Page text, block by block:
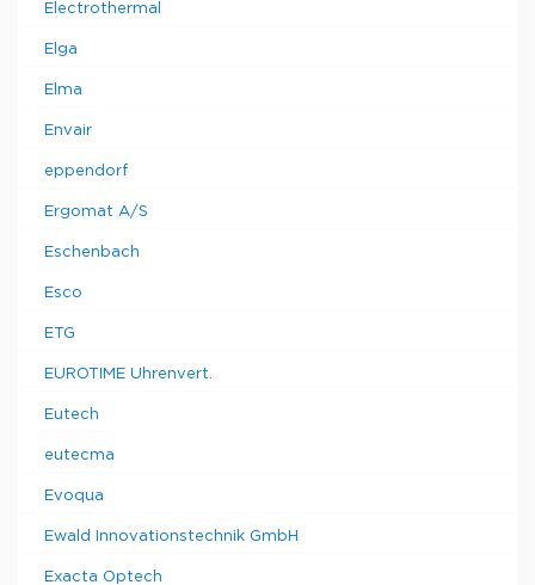
Electrothermal
Elga
Elma
Envair
eppendorf
Ergomat A/S
Eschenbach
Esco
ETG
EUROTIME Uhrenvert.
Eutech
eutecma
Evoqua
Ewald Innovationstechnik GmbH
Exacta Optech